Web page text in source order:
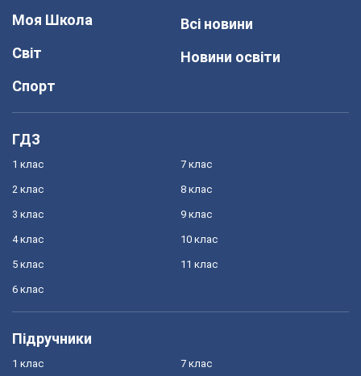
Моя Школа
Світ
Спорт
Всі новини
Новини освіти
ГДЗ
1 клас
2 клас
3 клас
4 клас
5 клас
6 клас
7 клас
8 клас
9 клас
10 клас
11 клас
Підручники
1 клас 7 клас